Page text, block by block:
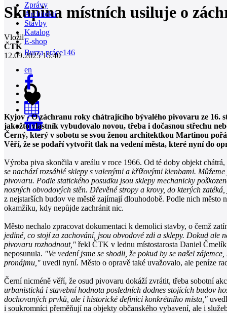
Zprávy
Architekti
Stavby
Katalog
E-shop
Burza práce146
en
0
Skupina místních usiluje o
Vložil
ČTK
12.09.2025 15:40
Kyjov - O záchranu roky chátrajícího bývalého pivovaru ze 16.
jakožto vlastník vybudovalo novou, třeba i dočasnou střechu
Černý, který v sobotu se svou ženou architektkou Martinou
Věří, že se podaří vytvořit tlak na vedení města, které nyní do
Výroba piva skončila v areálu v roce 1966. Od té doby objekt chátrá,
se nachází rozsáhlé sklepy s valenými a křížovými klenbami.
pivovaru. Podle statického posudku jsou sklepy mechanicky
nosných obvodových stěn. Dřevěné stropy a krovy, do kterých
z nejstarších budov ve městě zajímají dlouhodobě. Podle nich
okamžiku, kdy nepůjde zachránit nic.
Město nechalo zpracovat dokumentaci k demolici stavby, o čemž
jediné, co stojí za zachování, jsou obvodové zdi a sklepy. Dokud ale
pivovaru rozhodnout," řekl ČTK v lednu místostarosta Daniel
neposunula. "Ve vedení jsme se shodli, že pokud by se našel
pronájmu," uvedl nyní. Město o opravě také uvažovalo, ale peníze
Černí nicméně věří, že osud pivovaru dokáží zvrátit, třeba sobotní
urbanistická i stavební hodnota posledních dodnes stojících budov
dochovaných prvků, ale i historické definici konkrétního místa,"
i soukromníci přeměňují na objekty občanského vybavení, ale i